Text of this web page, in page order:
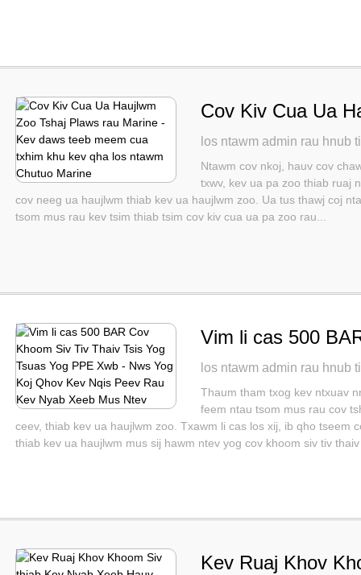
Cov Kiv Cua Ua
Marine - Kev
qha los ntawm
los ntawm admin rau hnub
Ntawm cov nkoj, hauv cov
txwv, kev ua pa zoo thiab ruaj
cov neeg ua haujlwm thiab kev ua haujlwm zoo. Ua tus thawj coj
tsom mus rau kev tsim thiab tsim cov kiv cua ua pa zoo rau...
Vim li cas 500
Yog Tsuas Yog
Kev Nqis Peev
los ntawm admin rau hnub
Thaum tham txog kev ntxuav
feem ntau tsom mus rau cov
ceev, thiab kev ua haujlwm zoo. Txawm li cas los xij, ib qho tseem
thiab kev ua haujlwm mus sij hawm ntev yog cov khoom siv tiv thaiv
Kev Ruaj Khov